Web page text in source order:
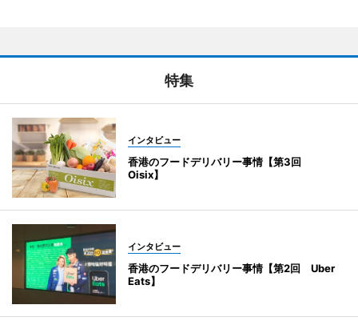
特集
インタビュー
香港のフードデリバリー事情【第3回
Oisix】
インタビュー
香港のフードデリバリー事情【第2回 Uber
Eats】